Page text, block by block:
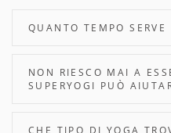
QUANTO TEMPO
NON RIESCO MAI A
SUPERYOGI PUÒ